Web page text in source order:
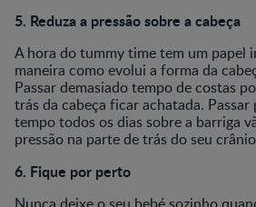
5. Reduza a pressão sobre a cabeça
A hora do tummy time tem um papel
maneira como evolui a forma da
Passar demasiado tempo de costas
trás da cabeça ficar achatada.
tempo todos os dias sobre a barriga
pressão na parte de trás do seu
6. Fique por perto